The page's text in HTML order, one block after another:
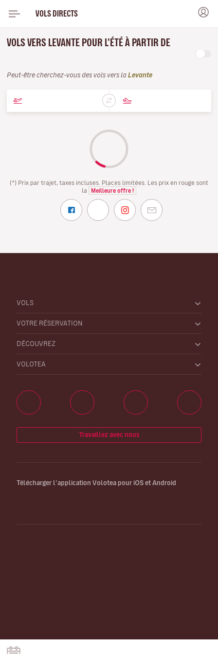
VOLS DIRECTS
VOLS VERS LEVANTE POUR L'ÉTÉ À PARTIR DE
Peut-être cherchez-vous des vols vers la Levante
(*) Prix par trajet, taxes incluses. Places limitées. Les prix en rouge sont
la
Meilleure offre !
VOLS
VOTRE RÉSERVATION
DÉCOUVREZ
VOLOTEA
Travaillez avec nous
Télécharger l’application Volotea pour iOS et Android